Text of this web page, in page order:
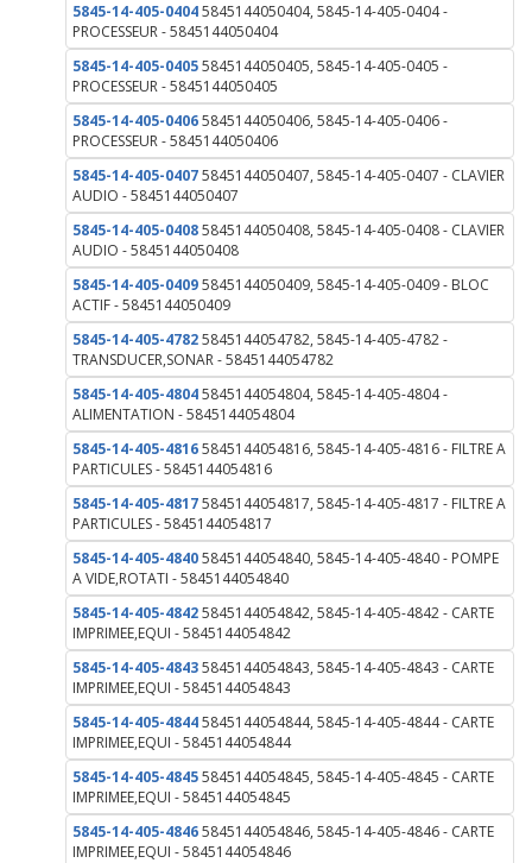
5845-14-405-04045845144050404, 5845-14-405-0404 -
PROCESSEUR - 5845144050404
5845-14-405-04055845144050405, 5845-14-405-0405 -
PROCESSEUR - 5845144050405
5845-14-405-04065845144050406, 5845-14-405-0406 -
PROCESSEUR - 5845144050406
5845-14-405-04075845144050407, 5845-14-405-0407 - CLAVIER
AUDIO - 5845144050407
5845-14-405-04085845144050408, 5845-14-405-0408 - CLAVIER
AUDIO - 5845144050408
5845-14-405-04095845144050409, 5845-14-405-0409 - BLOC
ACTIF - 5845144050409
5845-14-405-47825845144054782, 5845-14-405-4782 -
TRANSDUCER,SONAR - 5845144054782
5845-14-405-48045845144054804, 5845-14-405-4804 -
ALIMENTATION - 5845144054804
5845-14-405-48165845144054816, 5845-14-405-4816 - FILTRE A
PARTICULES - 5845144054816
5845-14-405-48175845144054817, 5845-14-405-4817 - FILTRE A
PARTICULES - 5845144054817
5845-14-405-48405845144054840, 5845-14-405-4840 - POMPE
A VIDE,ROTATI - 5845144054840
5845-14-405-48425845144054842, 5845-14-405-4842 - CARTE
IMPRIMEE,EQUI - 5845144054842
5845-14-405-48435845144054843, 5845-14-405-4843 - CARTE
IMPRIMEE,EQUI - 5845144054843
5845-14-405-48445845144054844, 5845-14-405-4844 - CARTE
IMPRIMEE,EQUI - 5845144054844
5845-14-405-48455845144054845, 5845-14-405-4845 - CARTE
IMPRIMEE,EQUI - 5845144054845
5845-14-405-48465845144054846, 5845-14-405-4846 - CARTE
IMPRIMEE,EQUI - 5845144054846